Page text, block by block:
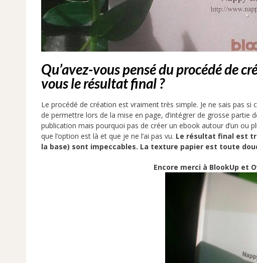
Qu’avez-vous pensé du procédé de
vous le résultat final ?
Le procédé de création est vraiment très simple. Je ne sais pas
de permettre lors de la mise en page, d’intégrer de grosse
publication mais pourquoi pas de créer un ebook autour d’un ou
que l’option est là et que je ne l’ai pas vu. Le résultat final est
la base) sont impeccables. La texture papier est toute
Encore merci à BlookUp et